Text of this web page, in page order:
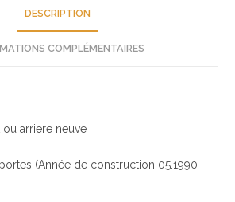
DESCRIPTION
COMPLÉMENTAIRES
arriere neuve
(Année de construction 05.1990 –